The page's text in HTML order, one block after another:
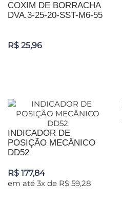
COXIM DE BORRACHA
DVA.3-25-20-SST-M6-55
R$ 25,96
INDICADOR DE
POSIÇÃO MECÂNICO
DD52
R$ 177,84
em até 3x de R$ 59,28